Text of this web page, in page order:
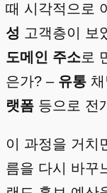
때 시각적으로
성 고객층이 보
도메인 주소로
은가? – 유통 채
랫폼 등으로 전
이 과정을 거치
름을 다시 바꾸